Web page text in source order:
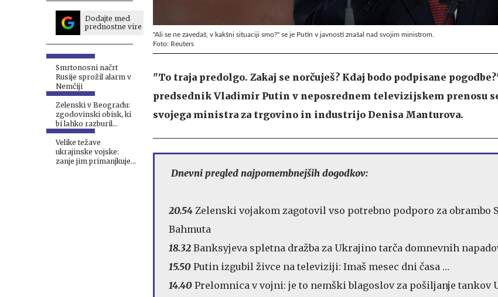
Dodajte med
prednostne vire
Smrtonosni načrt
Rusije sprožil alarm v
Nemčiji
Zelenski v Beogradu:
zgodovinski obisk, ki
bi lahko razburil
Moskvo
Velike težave
ukrajinske vojske:
zanje jim primanjkuje
"Ali se ne zavedaš, v kakšni situaciji smo?" se je Putin v javnosti znašal nad svojim ministrom.
Foto: Reuters
"To traja predolgo. Zakaj se norčuješ? Kdaj bodo podpisane
predsednik Vladimir Putin v neposrednem televizijskem prenosu
svojega ministra za trgovino in industrijo Denisa Manturova.
Dnevni pregled najpomembnejših dogodkov:
20.54 Zelenski vojakom zagotovil vso potrebno podporo za obrambo
Bahmuta
18.32 Banksyjeva spletna dražba za Ukrajino tarča domnevnih
15.50 Putin izgubil živce na televiziji: Imaš mesec dni časa …
14.40 Prelomnica v vojni: je to nemški blagoslov za pošiljanje tankov